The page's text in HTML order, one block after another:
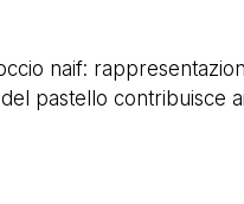
naif:
pastello contribuisce